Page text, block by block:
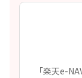
「楽天e-